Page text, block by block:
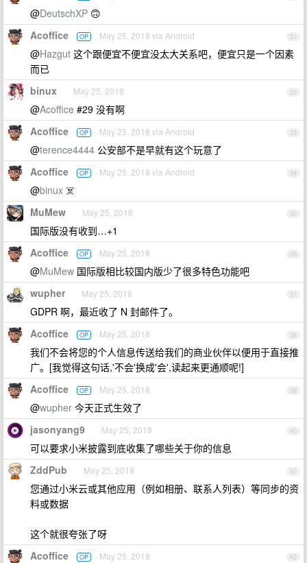
@DeutschXP 🙃
31
Acoffice OP May 25, 2018 via Android
@Hazgut 这个跟便宜不便宜没太大关系吧，便宜只是一个因素
而已
32
binux May 25, 2018
@Acoffice #29 没有啊
33
Acoffice OP May 25, 2018 via Android
@terence4444 公安部不是早就有这个玩意了
34
Acoffice OP May 25, 2018 via Android
@binux ☠️
35
MuMew May 25, 2018
国际版没有收到…+1
36
Acoffice OP May 25, 2018
@MuMew 国际版相比较国内版少了很多特色功能吧
37
wupher May 25, 2018
GDPR 啊，最近收了 N 封邮件了。
38
Acoffice OP May 25, 2018
我们不会将您的个人信息传送给我们的商业伙伴以便用于直接推
广。[我觉得这句话,'不会'换成'会',读起来更通顺呢!]
39
Acoffice OP May 25, 2018
@wupher 今天正式生效了
40
jasonyang9 May 25, 2018
可以要求小米披露到底收集了哪些关于你的信息
41
ZddPub May 25, 2018
您通过小米云或其他应用（例如相册、联系人列表）等同步的资
料或数据
这个就很夸张了呀
42
Acoffice OP May 25, 2018